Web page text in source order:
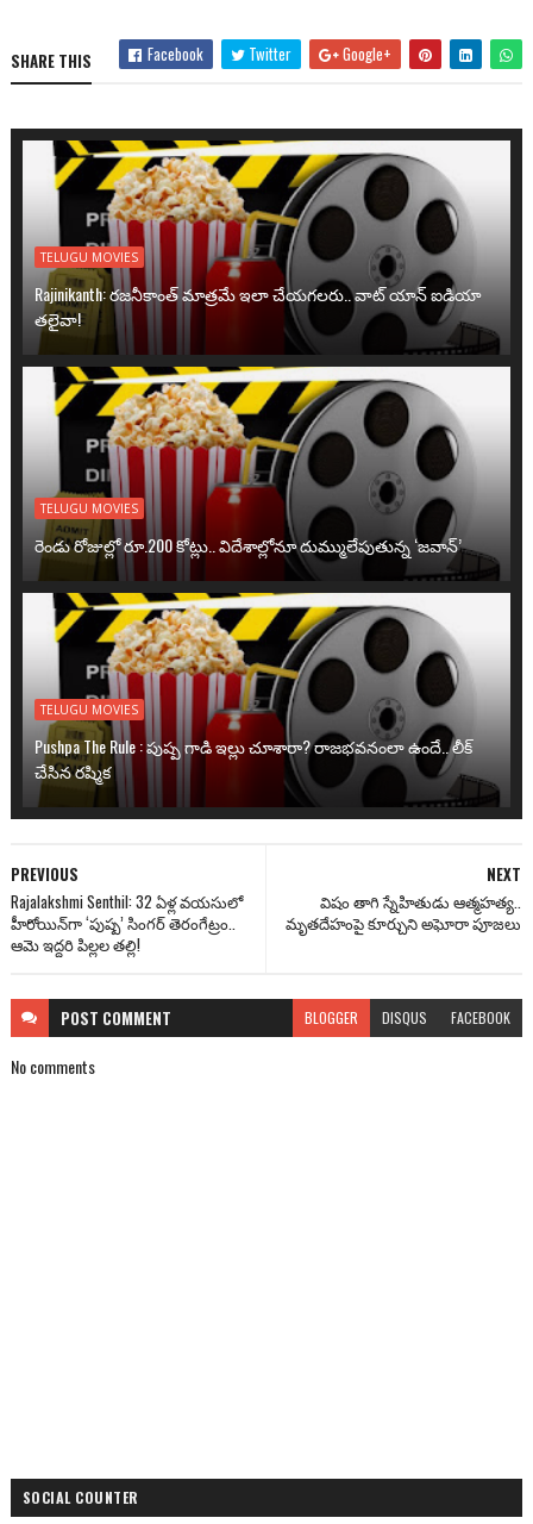
SHARE THIS Facebook Twitter Google+
TELUGU MOVIES
Rajinikanth: రజనీకాంత్ మాత్రమే ఇలా చేయగలరు.. వాట్ యాన్ ఐడియా
తలైవా!
TELUGU MOVIES
రెండు రోజుల్లో రూ.200 కోట్లు.. విదేశాల్లోనూ దుమ్ములేపుతున్న ‘జవాన్’
TELUGU MOVIES
Pushpa The Rule : పుష్ప గాడి ఇల్లు చూశారా? రాజభవనంలా ఉందే.. లీక్
చేసిన రష్మిక
NEXT
విషం తాగి స్నేహితుడు ఆత్మహత్య..
మృతదేహంపై కూర్చుని అఘోరా పూజలు
PREVIOUS
Rajalakshmi Senthil: 32 ఏళ్ల వయసులో
హీరోయిన్‌గా ‘పుష్ప’ సింగర్ తెరంగేట్రం..
ఆమె ఇద్దరి పిల్లల తల్లి!
POST COMMENT BLOGGER DISQUS FACEBOOK
No comments
SOCIAL COUNTER